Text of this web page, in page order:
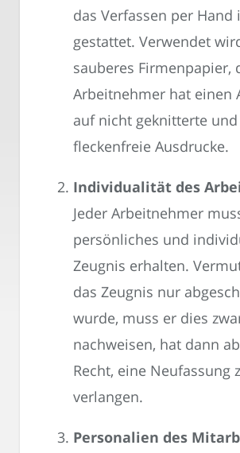
das Verfassen per Hand
gestattet. Verwendet
sauberes Firmenpapier,
Arbeitnehmer hat einen
auf nicht geknitterte und
fleckenfreie Ausdrucke.
Individualität des
Jeder Arbeitnehmer
persönliches und
Zeugnis erhalten.
das Zeugnis nur
wurde, muss er dies
nachweisen, hat dann
Recht, eine Neufassung
verlangen.
Personalien des